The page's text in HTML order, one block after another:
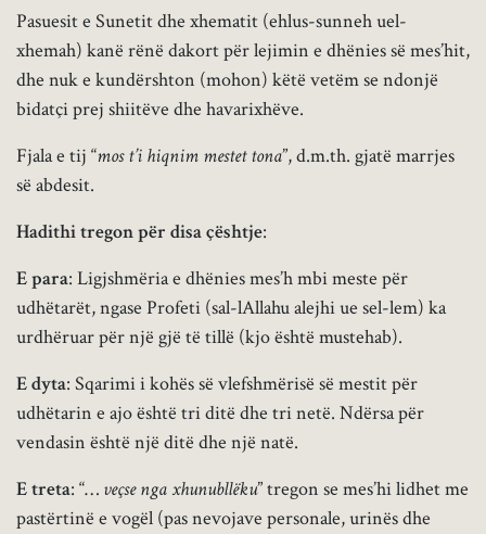
Pasuesit e Sunetit dhe xhematit (ehlus-sunneh uel-
xhemah) kanë rënë dakort për lejimin e dhënies së mes’hit,
dhe nuk e kundërshton (mohon) këtë vetëm se ndonjë
bidatçi prej shiitëve dhe havarixhëve.
Fjala e tij “mos t’i hiqnim mestet tona”, d.m.th. gjatë marrjes
së abdesit.
Hadithi tregon për disa çështje:
E para: Ligjshmëria e dhënies mes’h mbi meste për
udhëtarët, ngase Profeti (sal-lAllahu alejhi ue sel-lem) ka
urdhëruar për një gjë të tillë (kjo është mustehab).
E dyta: Sqarimi i kohës së vlefshmërisë së mestit për
udhëtarin e ajo është tri ditë dhe tri netë. Ndërsa për
vendasin është një ditë dhe një natë.
E treta: “… veçse nga xhunubllëku” tregon se mes’hi lidhet me
pastërtinë e vogël (pas nevojave personale, urinës dhe